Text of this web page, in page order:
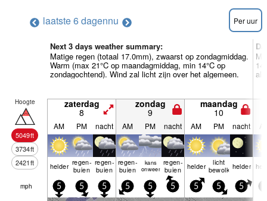
laatste 6 dagennu Per uur
Next 3 days weather summary:
Matige regen (totaal 17.0mm), zwaarst op zondagmiddag.
Warm (max 21°C op maandagmiddag, min 14°C op
zondagochtend). Wind zal licht zijn over het algemeen.
Hoogte
5049ft
3734ft
2421ft
zaterdag
8
zondag
9
maandag
10
AM PM nacht AM PM nacht AM PM nacht
helder regen­
buien
regen­
buien
regen­
buien
kans
onweer
regen­
buien helder licht
bewolkt helder
mph 5 5 5 5 5 5 5 5 5